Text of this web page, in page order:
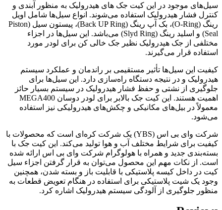
سیل‌های موجود در این کیت جک های هیدرولیک به منظور آبندی و
کنترل فشار هیدرولیک استفاده می‌شوند. انواع سیل‌ها شامل اویل
رینگ (O-Ring)، بک آپ رینگ (Back UP Ring)، پیستون سیل (Piston
Seal) و اسلید رینگ (Slyd Ring) می‌باشد. این سیل‌ها در اجزاء
مختلفی از جک هیدرولیک نظیر جک خالی کن برای لودر مورد
استفاده قرار می‌گیرند.
کیفیت این سیل‌ها تأثیر مستقیمی بر راندمان و عملکرد سیستم
هیدرولیک و در نتیجه دستگاه راه‌سازی دارد. این سیل‌ها برای
جلوگیری از نشتی و حفظ فشار هیدرولیک در سیستم بسیار حائز
اهمیت هستند. این کیت جک بالابر برای لودر دوسان MEGA400
معمولاً در بیل‌های مکانیکی و چکش‌های هیدرولیکی نیز استفاده
می‌شود.
شرکت وای بی اس (YBS) یک شرکت کره‌ای است که محصولات با
کیفیت برای شرایط مختلف آب و هوا تولید می‌کند. این کیت جک با
بسته‌بندی جدید و همراه با هولوگرام شرکت وای بی اس ارائه شده
است. از نکات مهم این محصول می‌توان به قرار گرفتن اجزاء سیل
کیت در داخل کیسه پلاستیکی با قابلیت باز و بسته شدن، همچنین
وجود یک شیت پلاستیکی برای استفاده در هنگام تعویض قطعات به
منظور جلوگیری از آلودگی سیستم هیدرولیک اشاره کرد.